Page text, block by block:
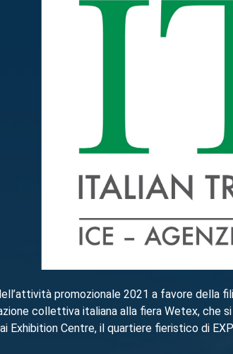
promozionale 2021 a favore della
collettiva italiana alla fiera Wetex, che
Exhibition Centre, il quartiere fieristico di